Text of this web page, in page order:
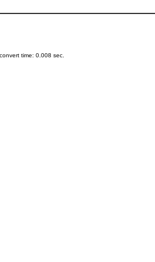
time: 0.008 sec.